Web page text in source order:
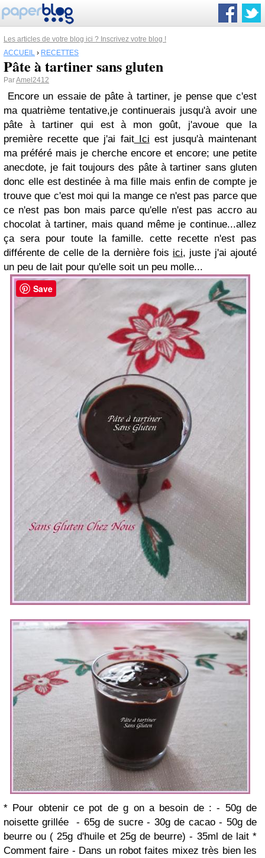
Les articles de votre blog ici ? Inscrivez votre blog !
ACCUEIL › RECETTES
Pâte à tartiner sans gluten
ParAmel2412
Encore un essaie de pâte à tartiner, je pense que c'est
ma quatrième tentative,je continuerais jusqu'à avoir une
pâte à tartiner qui est à mon goût, j'avoue que la
première recette que j'ai faitIci est jusqu'à maintenant
ma préféré mais je cherche encore et encore; une petite
anecdote, je fait toujours des pâte à tartiner sans gluten
donc elle est destinée à ma fille mais enfin de compte je
trouve que c'est moi qui la mange ce n'est pas parce que
ce n'est pas bon mais parce qu'elle n'est pas accro au
chocolat à tartiner, mais quand même je continue...allez
ça sera pour toute la famille. cette recette n'est pas
différente de celle de la dernière fois ici, juste j'ai ajouté
un peu de lait pour qu'elle soit un peu molle...
* Pour obtenir ce pot de g on a besoin de :- 50g de
noisette grillée
- 65g de sucre - 30g de cacao - 50g de
beurre ou ( 25g d'huile et 25g de beurre) - 35ml de lait *
Comment faire - Dans un robot faites mixez très bien les
Save